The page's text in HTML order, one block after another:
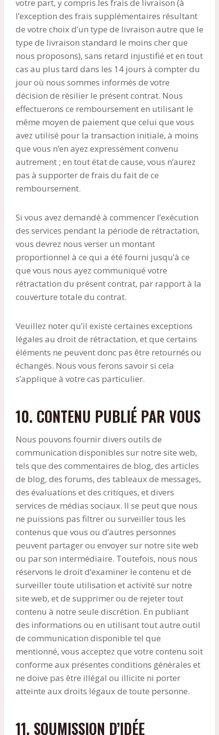
votre part, y compris les frais de livraison (à
l’exception des frais supplémentaires résultant
de votre choix d’un type de livraison autre que le
type de livraison standard le moins cher que
nous proposons), sans retard injustifié et en tout
cas au plus tard dans les 14 jours à compter du
jour où nous sommes informés de votre
décision de résilier le présent contrat. Nous
effectuerons ce remboursement en utilisant le
même moyen de paiement que celui que vous
avez utilisé pour la transaction initiale, à moins
que vous n’en ayez expressément convenu
autrement ; en tout état de cause, vous n’aurez
pas à supporter de frais du fait de ce
remboursement.
Si vous avez demandé à commencer l’exécution
des services pendant la période de rétractation,
vous devrez nous verser un montant
proportionnel à ce qui a été fourni jusqu’à ce
que vous nous ayez communiqué votre
rétractation du présent contrat, par rapport à la
couverture totale du contrat.
Veuillez noter qu’il existe certaines exceptions
légales au droit de rétractation, et que certains
éléments ne peuvent donc pas être retournés ou
échangés. Nous vous ferons savoir si cela
s’applique à votre cas particulier.
10. CONTENU PUBLIÉ PAR VOUS
Nous pouvons fournir divers outils de
communication disponibles sur notre site web,
tels que des commentaires de blog, des articles
de blog, des forums, des tableaux de messages,
des évaluations et des critiques, et divers
services de médias sociaux. Il se peut que nous
ne puissions pas filtrer ou surveiller tous les
contenus que vous ou d’autres personnes
peuvent partager ou envoyer sur notre site web
ou par son intermédiaire. Toutefois, nous nous
réservons le droit d’examiner le contenu et de
surveiller toute utilisation et activité sur notre
site web, et de supprimer ou de rejeter tout
contenu à notre seule discrétion. En publiant
des informations ou en utilisant tout autre outil
de communication disponible tel que
mentionné, vous acceptez que votre contenu soit
conforme aux présentes conditions générales et
ne doive pas être illégal ou illicite ni porter
atteinte aux droits légaux de toute personne.
11. SOUMISSION D’IDÉE